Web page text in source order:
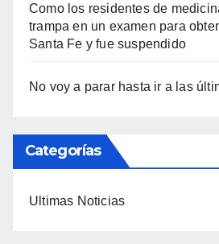
Como los residentes de
trampa en un examen para
Santa Fe y fue suspendido
No voy a parar hasta ir a las
Categorías
Ultimas Noticias